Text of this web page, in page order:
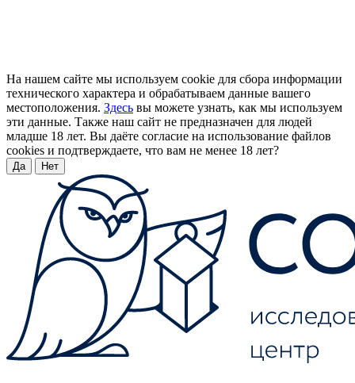
На нашем сайте мы используем cookie для сбора информации
технического характера и обрабатываем данные вашего
местоположения. Здесь вы можете узнать, как мы используем
эти данные. Также наш сайт не предназначен для людей
младше 18 лет. Вы даёте согласие на использование файлов
cookies и подтверждаете, что вам не менее 18 лет?
Да Нет